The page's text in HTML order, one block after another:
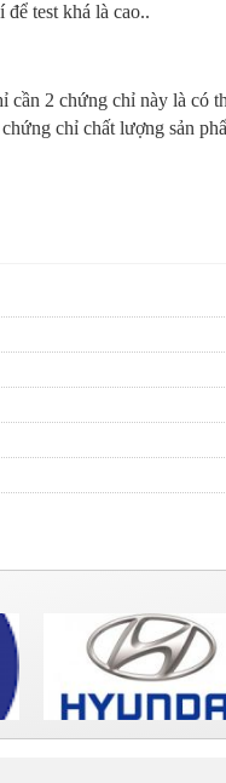
test khá là cao..
2 chứng chỉ này là có
chỉ chất lượng sản